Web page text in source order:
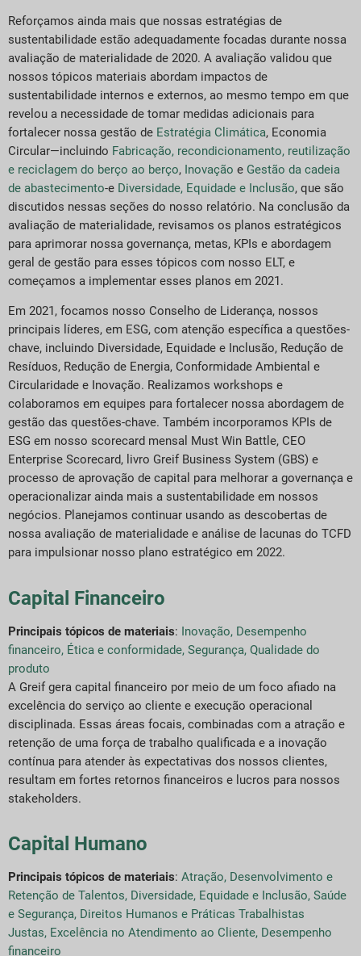
Reforçamos ainda mais que nossas estratégias de
sustentabilidade estão adequadamente focadas durante nossa
avaliação de materialidade de 2020. A avaliação validou que
nossos tópicos materiais abordam impactos de
sustentabilidade internos e externos, ao mesmo tempo em que
revelou a necessidade de tomar medidas adicionais para
fortalecer nossa gestão de Estratégia Climática, Economia
Circular—incluindo Fabricação, recondicionamento, reutilização
e reciclagem do berço ao berço, Inovação e Gestão da cadeia
de abastecimento-e Diversidade, Equidade e Inclusão, que são
discutidos nessas seções do nosso relatório. Na conclusão da
avaliação de materialidade, revisamos os planos estratégicos
para aprimorar nossa governança, metas, KPIs e abordagem
geral de gestão para esses tópicos com nosso ELT, e
começamos a implementar esses planos em 2021.
Em 2021, focamos nosso Conselho de Liderança, nossos
principais líderes, em ESG, com atenção específica a questões-
chave, incluindo Diversidade, Equidade e Inclusão, Redução de
Resíduos, Redução de Energia, Conformidade Ambiental e
Circularidade e Inovação. Realizamos workshops e
colaboramos em equipes para fortalecer nossa abordagem de
gestão das questões-chave. Também incorporamos KPIs de
ESG em nosso scorecard mensal Must Win Battle, CEO
Enterprise Scorecard, livro Greif Business System (GBS) e
processo de aprovação de capital para melhorar a governança e
operacionalizar ainda mais a sustentabilidade em nossos
negócios. Planejamos continuar usando as descobertas de
nossa avaliação de materialidade e análise de lacunas do TCFD
para impulsionar nosso plano estratégico em 2022.
Capital Financeiro
Principais tópicos de materiais: Inovação, Desempenho
financeiro, Ética e conformidade, Segurança, Qualidade do
produto
A Greif gera capital financeiro por meio de um foco afiado na
excelência do serviço ao cliente e execução operacional
disciplinada. Essas áreas focais, combinadas com a atração e
retenção de uma força de trabalho qualificada e a inovação
contínua para atender às expectativas dos nossos clientes,
resultam em fortes retornos financeiros e lucros para nossos
stakeholders.
Capital Humano
Principais tópicos de materiais: Atração, Desenvolvimento e
Retenção de Talentos, Diversidade, Equidade e Inclusão, Saúde
e Segurança, Direitos Humanos e Práticas Trabalhistas
Justas, Excelência no Atendimento ao Cliente, Desempenho
financeiro